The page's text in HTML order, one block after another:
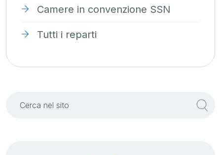
Camere in convenzione SSN
Tutti i reparti